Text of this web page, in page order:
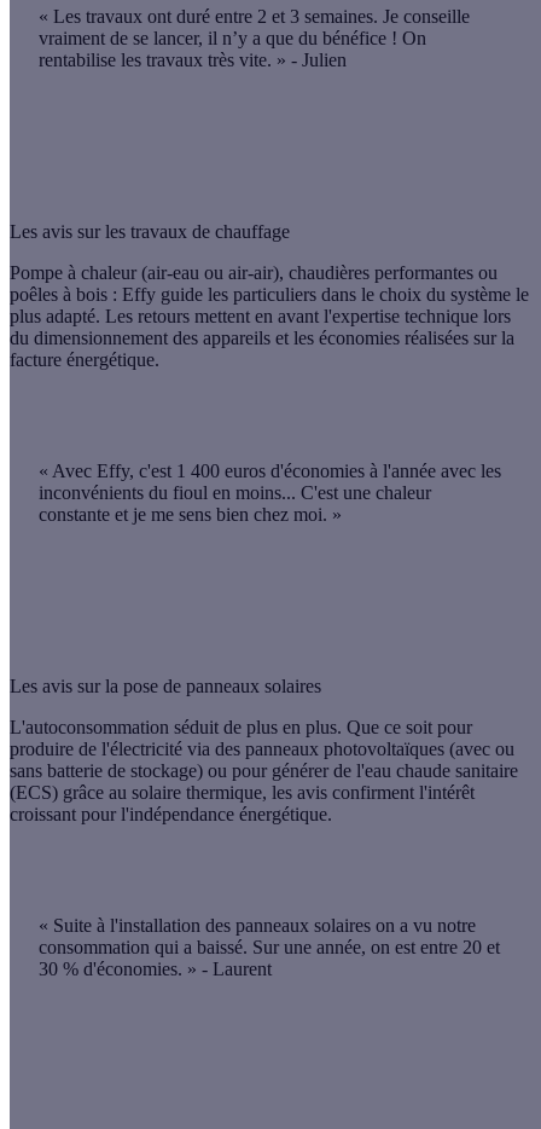
« Les travaux ont duré entre 2 et 3 semaines. Je conseille
vraiment de se lancer, il n’y a que du bénéfice ! On
rentabilise les travaux très vite. » - Julien
Les avis sur les travaux de chauffage
Pompe à chaleur (air-eau ou air-air), chaudières performantes ou
poêles à bois : Effy guide les particuliers dans le choix du système le
plus adapté. Les retours mettent en avant l'expertise technique lors
du dimensionnement des appareils et les économies réalisées sur la
facture énergétique.
« Avec Effy, c'est 1 400 euros d'économies à l'année avec les
inconvénients du fioul en moins... C'est une chaleur
constante et je me sens bien chez moi. »
Les avis sur la pose de panneaux solaires
L'autoconsommation séduit de plus en plus. Que ce soit pour
produire de l'électricité via des panneaux photovoltaïques (avec ou
sans batterie de stockage) ou pour générer de l'eau chaude sanitaire
(ECS) grâce au solaire thermique, les avis confirment l'intérêt
croissant pour l'indépendance énergétique.
« Suite à l'installation des panneaux solaires on a vu notre
consommation qui a baissé. Sur une année, on est entre 20 et
30 % d'économies. » - Laurent